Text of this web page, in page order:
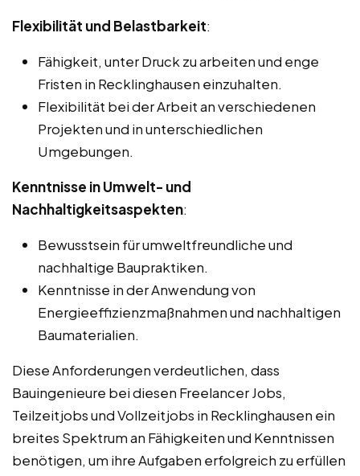
Flexibilität und Belastbarkeit:
Fähigkeit, unter Druck zu arbeiten und enge
Fristen in Recklinghausen einzuhalten.
Flexibilität bei der Arbeit an verschiedenen
Projekten und in unterschiedlichen
Umgebungen.
Kenntnisse in Umwelt- und
Nachhaltigkeitsaspekten:
Bewusstsein für umweltfreundliche und
nachhaltige Baupraktiken.
Kenntnisse in der Anwendung von
Energieeffizienzmaßnahmen und nachhaltigen
Baumaterialien.
Diese Anforderungen verdeutlichen, dass
Bauingenieure bei diesen Freelancer Jobs,
Teilzeitjobs und Vollzeitjobs in Recklinghausen ein
breites Spektrum an Fähigkeiten und Kenntnissen
benötigen, um ihre Aufgaben erfolgreich zu erfüllen